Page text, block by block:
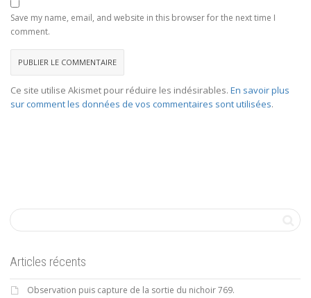
Save my name, email, and website in this browser for the next time I
comment.
Ce site utilise Akismet pour réduire les indésirables. En savoir plus
sur comment les données de vos commentaires sont utilisées.
Articles récents
Observation puis capture de la sortie du nichoir 769.